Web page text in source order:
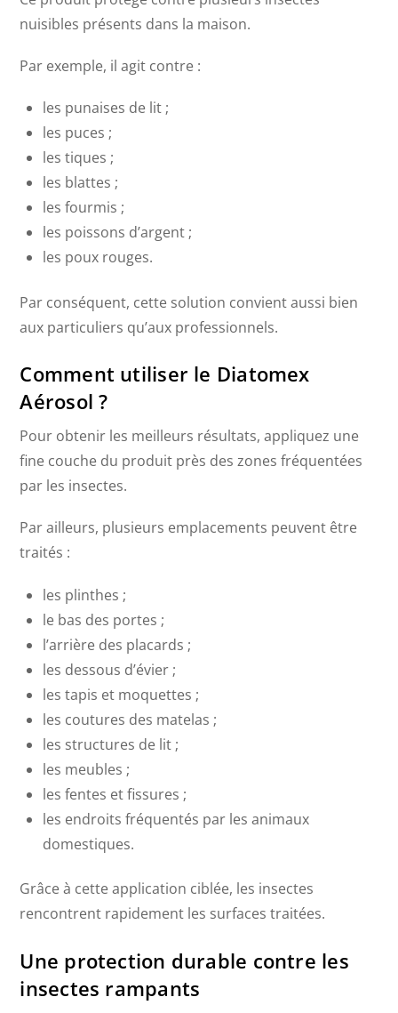
nuisibles présents dans la maison.
Par exemple, il agit contre :
les punaises de lit ;
les puces ;
les tiques ;
les blattes ;
les fourmis ;
les poissons d’argent ;
les poux rouges.
Par conséquent, cette solution convient aussi bien
aux particuliers qu’aux professionnels.
Comment utiliser le Diatomex
Aérosol ?
Pour obtenir les meilleurs résultats, appliquez une
fine couche du produit près des zones fréquentées
par les insectes.
Par ailleurs, plusieurs emplacements peuvent être
traités :
les plinthes ;
le bas des portes ;
l’arrière des placards ;
les dessous d’évier ;
les tapis et moquettes ;
les coutures des matelas ;
les structures de lit ;
les meubles ;
les fentes et fissures ;
les endroits fréquentés par les animaux
domestiques.
Grâce à cette application ciblée, les insectes
rencontrent rapidement les surfaces traitées.
Une protection durable contre les
insectes rampants